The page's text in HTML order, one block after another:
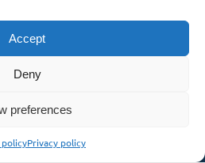
Accept
Deny
preferences
policyPrivacy policy
| All Rights Reserved